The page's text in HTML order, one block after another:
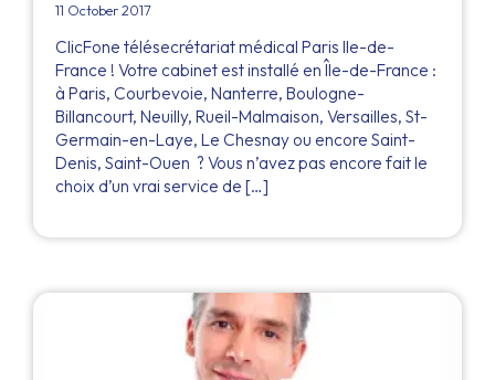
11 October 2017
ClicFone télésecrétariat médical Paris Ile-de-
France ! Votre cabinet est installé en Île-de-France :
à Paris, Courbevoie, Nanterre, Boulogne-
Billancourt, Neuilly, Rueil-Malmaison, Versailles, St-
Germain-en-Laye, Le Chesnay ou encore Saint-
Denis, Saint-Ouen ? Vous n’avez pas encore fait le
choix d’un vrai service de […]